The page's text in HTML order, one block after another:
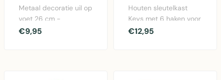
Metaal decoratie uil op
voet 26 cm -
Decoratief sculptuur
€9,95
Houten sleutelkast
Keys met 6 haken voor
overzichtelijk
€12,95